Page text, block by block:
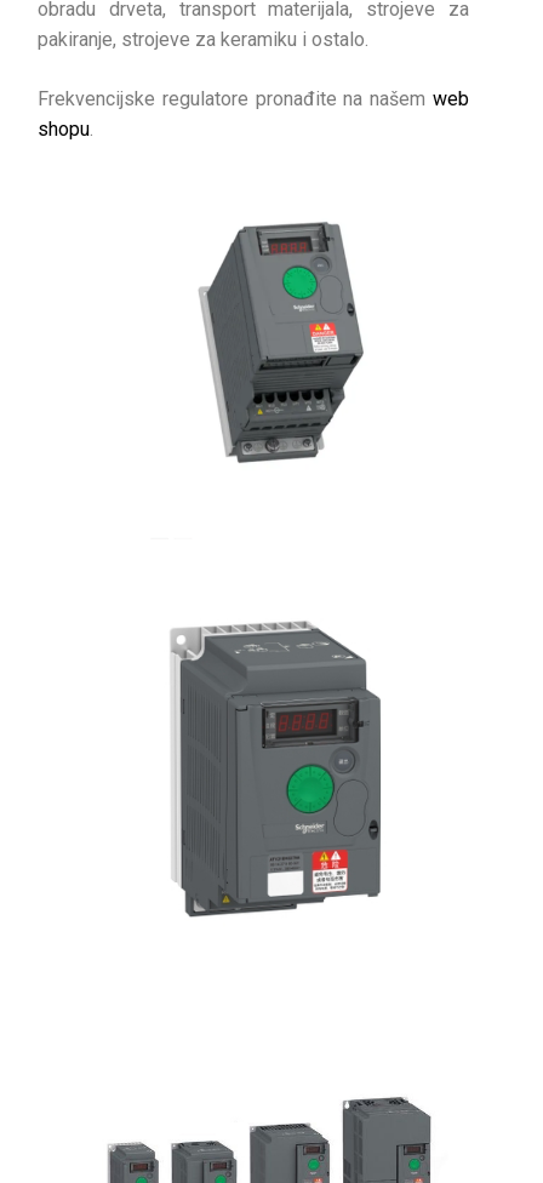
obradu drveta, transport materijala, strojeve za
pakiranje, strojeve za keramiku i ostalo.
Frekvencijske regulatore pronađite na našem web
shopu.